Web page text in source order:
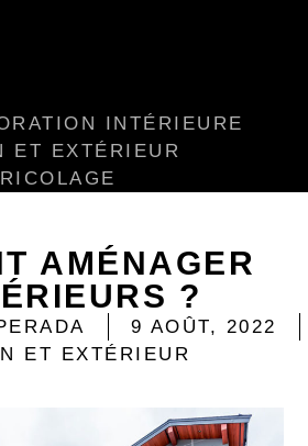
INTÉRIEURE
ET EXTÉRIEUR
AMÉNAGER
?
9 AOÛT, 2022
ET EXTÉRIEUR